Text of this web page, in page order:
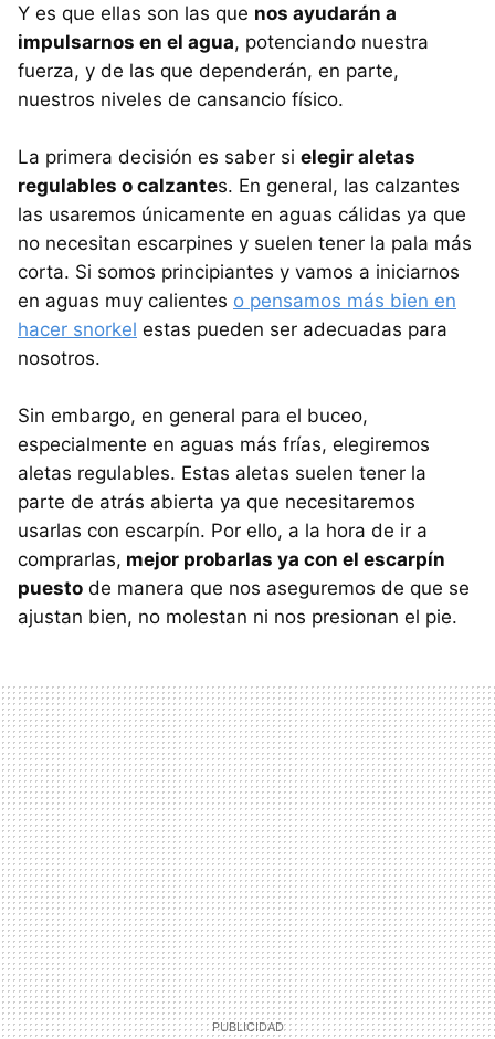
Y es que ellas son las que nos ayudarán a
impulsarnos en el agua, potenciando nuestra
fuerza, y de las que dependerán, en parte,
nuestros niveles de cansancio físico.
La primera decisión es saber si elegir aletas
regulables o calzantes. En general, las calzantes
las usaremos únicamente en aguas cálidas ya que
no necesitan escarpines y suelen tener la pala más
corta. Si somos principiantes y vamos a iniciarnos
en aguas muy calientes o pensamos más bien en
hacer snorkel estas pueden ser adecuadas para
nosotros.
Sin embargo, en general para el buceo,
especialmente en aguas más frías, elegiremos
aletas regulables. Estas aletas suelen tener la
parte de atrás abierta ya que necesitaremos
usarlas con escarpín. Por ello, a la hora de ir a
comprarlas, mejor probarlas ya con el escarpín
puesto de manera que nos aseguremos de que se
ajustan bien, no molestan ni nos presionan el pie.